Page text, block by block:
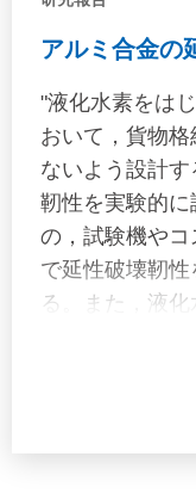
アルミ合金の
"液化水素をは
おいて，貨物
ないよう設計
靭性を実験的
の，試験機や
で延性破壊靭
る。また，液
おける金属材
十分には行わ